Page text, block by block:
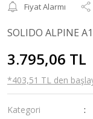
Fiyat Alarmı
SOLIDO ALPINE
3.795,06 TL
*403,51 TL den
Kategori